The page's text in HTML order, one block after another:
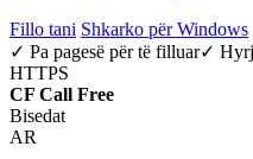
Fillo tani Shkarko për Windows
✓ Pa pagesë për të filluar✓
HTTPS
CF Call Free
Bisedat
AR